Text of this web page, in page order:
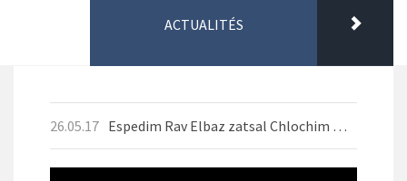
ACTUALITÉS
26.05.17 Espedim Rav Elbaz zatsal Chlochim Mai 2026